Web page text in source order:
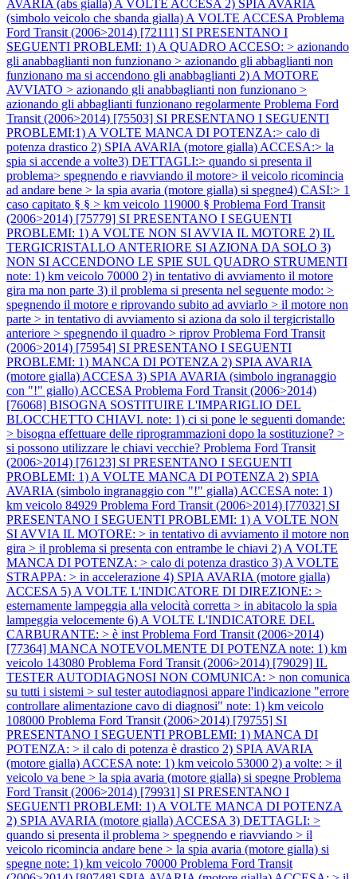
AVARIA (abs gialla) A VOLTE ACCESA 2) SPIA AVARIA
(simbolo veicolo che sbanda gialla) A VOLTE ACCESA Problema
Ford Transit (2006>2014) [72111] SI PRESENTANO I
SEGUENTI PROBLEMI: 1) A QUADRO ACCESO: > azionando
gli anabbaglianti non funzionano > azionando gli abbaglianti non
funzionano ma si accendono gli anabbaglianti 2) A MOTORE
AVVIATO > azionando gli anabbaglianti non funzionano >
azionando gli abbaglianti funzionano regolarmente Problema Ford
Transit (2006>2014) [75503] SI PRESENTANO I SEGUENTI
PROBLEMI:1) A VOLTE MANCA DI POTENZA:> calo di
potenza drastico 2) SPIA AVARIA (motore gialla) ACCESA:> la
spia si accende a volte3) DETTAGLI:> quando si presenta il
problema> spegnendo e riavviando il motore> il veicolo ricomincia
ad andare bene > la spia avaria (motore gialla) si spegne4) CASI:> 1
caso capitato § § > km veicolo 119000 § Problema Ford Transit
(2006>2014) [75779] SI PRESENTANO I SEGUENTI
PROBLEMI: 1) A VOLTE NON SI AVVIA IL MOTORE 2) IL
TERGICRISTALLO ANTERIORE SI AZIONA DA SOLO 3)
NON SI ACCENDONO LE SPIE SUL QUADRO STRUMENTI
note: 1) km veicolo 70000 2) in tentativo di avviamento il motore
gira ma non parte 3) il problema si presenta nel seguente modo: >
spegnendo il motore e riprovando subito ad avviarlo > il motore non
parte > in tentativo di avviamento si aziona da solo il tergicristallo
anteriore > spegnendo il quadro > riprov Problema Ford Transit
(2006>2014) [75954] SI PRESENTANO I SEGUENTI
PROBLEMI: 1) MANCA DI POTENZA 2) SPIA AVARIA
(motore gialla) ACCESA 3) SPIA AVARIA (simbolo ingranaggio
con "!" giallo) ACCESA Problema Ford Transit (2006>2014)
[76068] BISOGNA SOSTITUIRE L'IMPARIGLIO DEL
BLOCCHETTO CHIAVI. note: 1) ci si pone le seguenti domande:
> bisogna effettuare delle riprogrammazioni dopo la sostituzione? >
si possono utilizzare le chiavi vecchie? Problema Ford Transit
(2006>2014) [76123] SI PRESENTANO I SEGUENTI
PROBLEMI: 1) A VOLTE MANCA DI POTENZA 2) SPIA
AVARIA (simbolo ingranaggio con "!" gialla) ACCESA note: 1)
km veicolo 84929 Problema Ford Transit (2006>2014) [77032] SI
PRESENTANO I SEGUENTI PROBLEMI: 1) A VOLTE NON
SI AVVIA IL MOTORE: > in tentativo di avviamento il motore non
gira > il problema si presenta con entrambe le chiavi 2) A VOLTE
MANCA DI POTENZA: > calo di potenza drastico 3) A VOLTE
STRAPPA: > in accelerazione 4) SPIA AVARIA (motore gialla)
ACCESA 5) A VOLTE L'INDICATORE DI DIREZIONE: >
esternamente lampeggia alla velocità corretta > in abitacolo la spia
lampeggia velocemente 6) A VOLTE L'INDICATORE DEL
CARBURANTE: > è inst Problema Ford Transit (2006>2014)
[77364] MANCA NOTEVOLMENTE DI POTENZA note: 1) km
veicolo 143080 Problema Ford Transit (2006>2014) [79029] IL
TESTER AUTODIAGNOSI NON COMUNICA: > non comunica
su tutti i sistemi > sul tester autodiagnosi appare l'indicazione "errore
controllare alimentazione cavo di diagnosi" note: 1) km veicolo
108000 Problema Ford Transit (2006>2014) [79755] SI
PRESENTANO I SEGUENTI PROBLEMI: 1) MANCA DI
POTENZA: > il calo di potenza è drastico 2) SPIA AVARIA
(motore gialla) ACCESA note: 1) km veicolo 53000 2) a volte: > il
veicolo va bene > la spia avaria (motore gialla) si spegne Problema
Ford Transit (2006>2014) [79931] SI PRESENTANO I
SEGUENTI PROBLEMI: 1) A VOLTE MANCA DI POTENZA
2) SPIA AVARIA (motore gialla) ACCESA 3) DETTAGLI: >
quando si presenta il problema > spegnendo e riavviando > il
veicolo ricomincia andare bene > la spia avaria (motore gialla) si
spegne note: 1) km veicolo 70000 Problema Ford Transit